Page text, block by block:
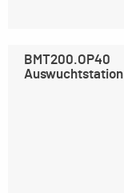
BMT200.OP40
Auswuchtstation